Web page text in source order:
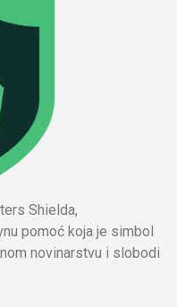
Shielda,
pomoć koja je simbol
novinarstvu i slobodi